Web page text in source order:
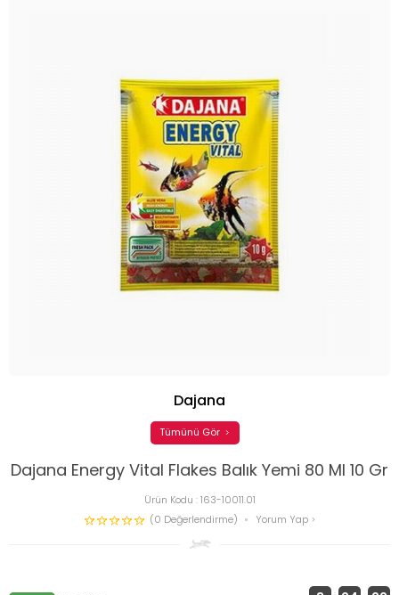
Dajana Energy Vital Flakes Balık Yemi 80 Ml 10 Gr
Ürün Kodu :163-10011.01
(0 Değerlendirme)
Yorum Yap
Dajana
Tümünü Gör